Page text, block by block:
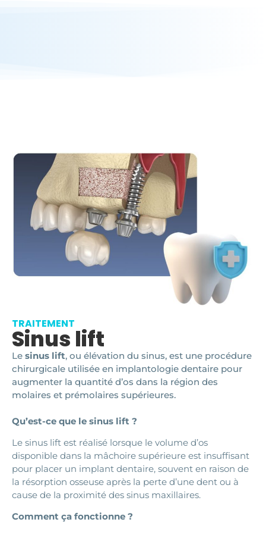
TRAITEMENT
Sinus lift
Le sinus lift, ou élévation du sinus, est une procédure
chirurgicale utilisée en implantologie dentaire pour
augmenter la quantité d’os dans la région des
molaires et prémolaires supérieures.
Qu’est-ce que le sinus lift ?
Le sinus lift est réalisé lorsque le volume d’os
disponible dans la mâchoire supérieure est insuffisant
pour placer un implant dentaire, souvent en raison de
la résorption osseuse après la perte d’une dent ou à
cause de la proximité des sinus maxillaires.
Comment ça fonctionne ?